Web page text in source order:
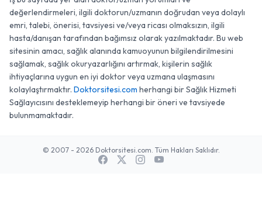
değerlendirmeleri, ilgili doktorun/uzmanın doğrudan veya dolaylı
emri, talebi, önerisi, tavsiyesi ve/veya ricası olmaksızın, ilgili
hasta/danışan tarafından bağımsız olarak yazılmaktadır. Bu web
sitesinin amacı, sağlık alanında kamuoyunun bilgilendirilmesini
sağlamak, sağlık okuryazarlığını artırmak, kişilerin sağlık
ihtiyaçlarına uygun en iyi doktor veya uzmana ulaşmasını
kolaylaştırmaktır. Doktorsitesi.com herhangi bir Sağlık Hizmeti
Sağlayıcısını desteklemeyip herhangi bir öneri ve tavsiyede
bulunmamaktadır.
© 2007 - 2026 Doktorsitesi.com. Tüm Hakları Saklıdır.